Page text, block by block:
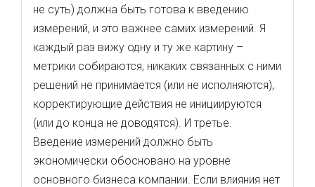
не суть) должна быть готова к введению
измерений, и это важнее самих измерений. Я
каждый раз вижу одну и ту же картину –
метрики собираются, никаких связанных с ними
решений не принимается (или не исполняются),
корректирующие действия не инициируются
(или до конца не доводятся). И третье.
Введение измерений должно быть
экономически обосновано на уровне
основного бизнеса компании. Если влияния нет